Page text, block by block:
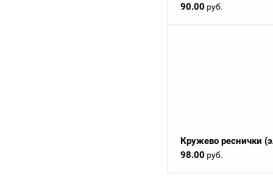
90.00 руб.
Кружево реснички
98.00 руб.